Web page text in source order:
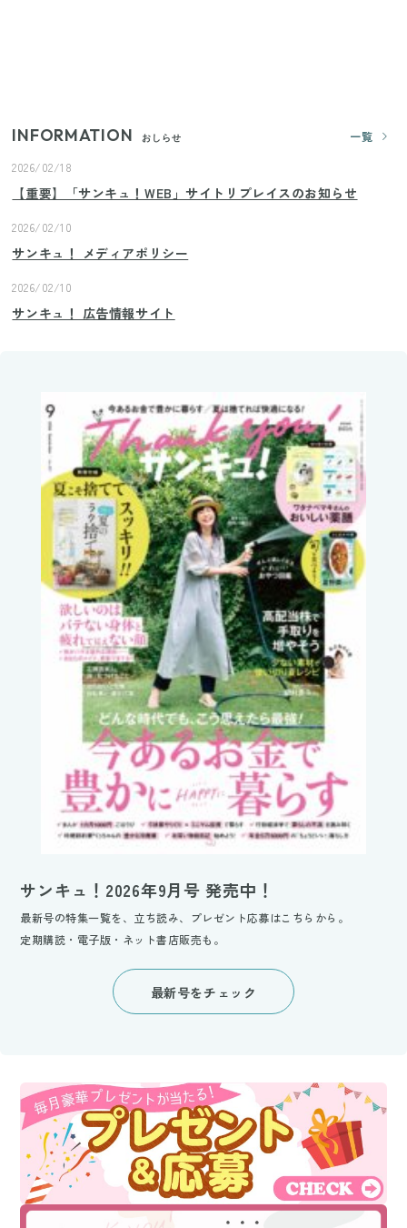
INFORMATION おしらせ
一覧
2026/02/18
【重要】「サンキュ！WEB」サイトリプレイスのお知らせ
2026/02/10
サンキュ！ メディアポリシー
2026/02/10
サンキュ！ 広告情報サイト
サンキュ！2026年9月号 発売中！
最新号の特集一覧を、立ち読み、プレゼント応募はこちらから。
定期購読・電子版・ネット書店販売も。
最新号をチェック